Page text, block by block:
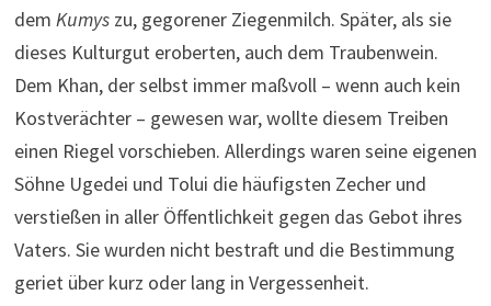
dem Kumyszu, gegorener Ziegenmilch. Später, als sie
dieses Kulturgut eroberten, auch dem Traubenwein.
Dem Khan, der selbst immer maßvoll – wenn auch kein
Kostverächter – gewesen war, wollte diesem Treiben
einen Riegel vorschieben. Allerdings waren seine eigenen
Söhne Ugedei und Tolui die häufigsten Zecher und
verstießen in aller Öffentlichkeit gegen das Gebot ihres
Vaters. Sie wurden nicht bestraft und die Bestimmung
geriet über kurz oder lang in Vergessenheit.